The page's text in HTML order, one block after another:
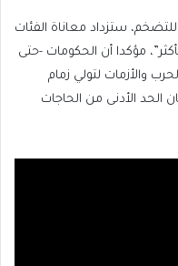
ستزداد معاناة الفئات
مؤكدا أن الحكومات -حتى
والأزمات لتولي زمام
الحد الأدنى من الحاجات